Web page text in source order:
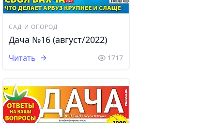
САД И ОГОРОД
Дача №16 (август/2022)
Читать 1717